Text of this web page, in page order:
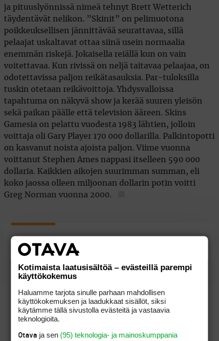
ja pituuslyönnissä nimeä tehnyt Brett Wetterich
täydentävät nelikon. ”Skinit” on pelimuotona
poikkeuksellisen jännittävää seurattavaa, sillä
pelaajat uskaltavat ottaa siinä usein normaalia
enemmän riskejä. Jokaisella reiällä kun on vain
voitettavaa. Kun rivissä on neljä taitavaa pelaajaa, on
odotettavissa paljon reikätasauksia. Par-tuloksilla
tuskin otetaan reikävoittoja. Yhdysvalloissa
tapahtuma on näkyvä show ja kerää suuren yleisön
sekä paikan päälle että television ääreen. Skins
Gamesia on pelattu vuodesta 1983 lähtien, jolloin
voittaja oli Gary Player 170 000 dollarilla. Palkintopotti
on kasvanut noista ajoista paljon. Viime vuonna
voittanut Stephen Ames nappasi itselleen 590 000
dollaria. Kaikkien aikojen suurimman summan, eli
koko jaossa olleen miljoonan dollarin potin voitti
Greg Norman vuonna 2000.
Kilpailun kotisivu
Kotimaista laatusisältöä – evästeillä parempi
käyttökokemus
Haluamme tarjota sinulle parhaan mahdollisen
käyttökokemuksen ja laadukkaat sisällöt, siksi
käytämme tällä sivustolla evästeitä ja vastaavia
teknologioita.
Otava ja sen (95) teknologia- ja mainoskumppania